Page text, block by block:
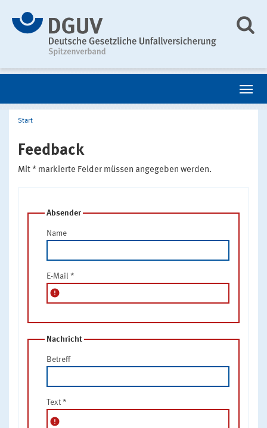
Start
Feedback
Mit * markierte Felder müssen angegeben werden.
Absender
Name
E-Mail *
error
Nachricht
Betreff
Text *
error